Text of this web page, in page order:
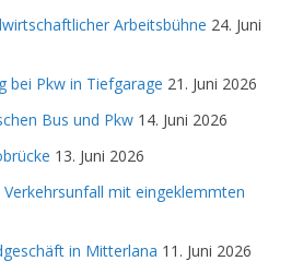
Arbeitsbühne 24. Juni
bei Pkw in Tiefgarage 21. Juni 2026
Bus und Pkw 14. Juni 2026
13. Juni 2026
mit eingeklemmten
in Mitterlana 11. Juni 2026